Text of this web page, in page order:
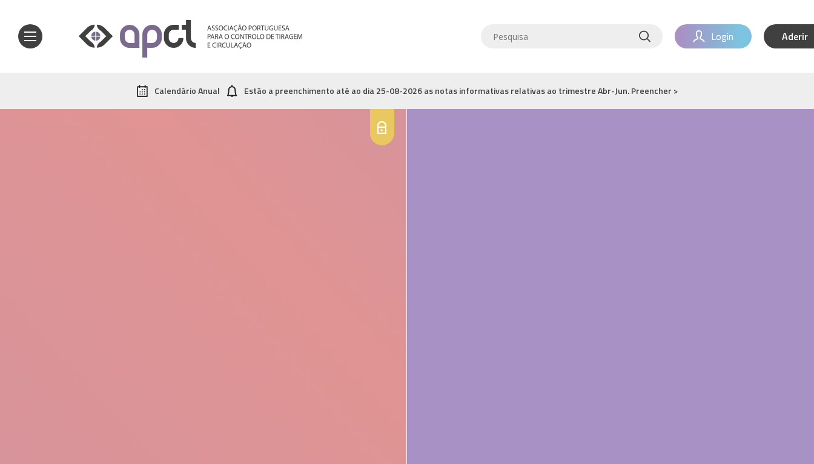
Login Aderir
Calendário Anual Estão a preenchimento até ao dia 25-08-2026 as notas informativas relativas ao trimestre Abr-Jun.Preencher >